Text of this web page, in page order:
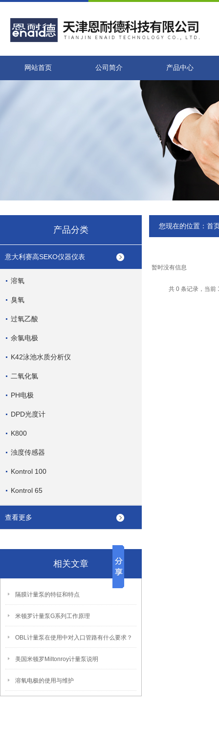
网站首页 公司简介 产品中心
产品分类
意大利赛高SEKO仪器仪表
溶氧
臭氧
过氧乙酸
余氯电极
K42泳池水质分析仪
二氧化氯
PH电极
DPD光度计
K800
浊度传感器
Kontrol 100
Kontrol 65
查看更多
相关文章
隔膜计量泵的特征和特点
米顿罗计量泵G系列工作原理
OBL计量泵在使用中对入口管路有什么要求？
美国米顿罗Miltonroy计量泵说明
溶氧电极的使用与维护
您现在的位置： 首
暂时没有信息
共 0 条记录，当